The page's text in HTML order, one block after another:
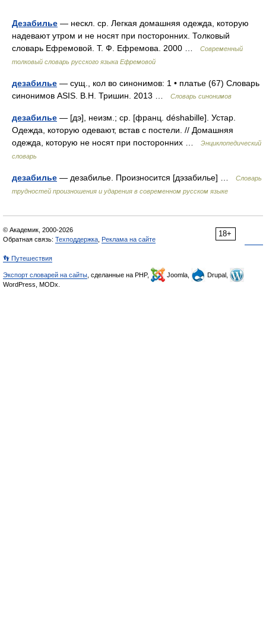
Дезабилье — нескл. ср. Легкая домашняя одежда, которую
надевают утром и не носят при посторонних. Толковый
словарь Ефремовой. Т. Ф. Ефремова. 2000 …
Современный
толковый словарь русского языка Ефремовой
дезабилье — сущ., кол во синонимов: 1 • платье (67) Словарь
синонимов ASIS. В.Н. Тришин. 2013 …
Словарь синонимов
дезабилье — [дэ], неизм.; ср. [франц. déshabille]. Устар.
Одежда, которую одевают, встав с постели. // Домашняя
одежда, которую не носят при посторонних …
Энциклопедический
словарь
дезабилье — дезабилье. Произносится [дэзабилье] …
Словарь
трудностей произношения и ударения в современном русском языке
18+
© Академик, 2000-2026
Обратная связь: Техподдержка Реклама на сайте
👣 Путешествия
Экспорт словарей на сайты , сделанные на PHP, Joomla,
Drupal,
WordPress, MODx.